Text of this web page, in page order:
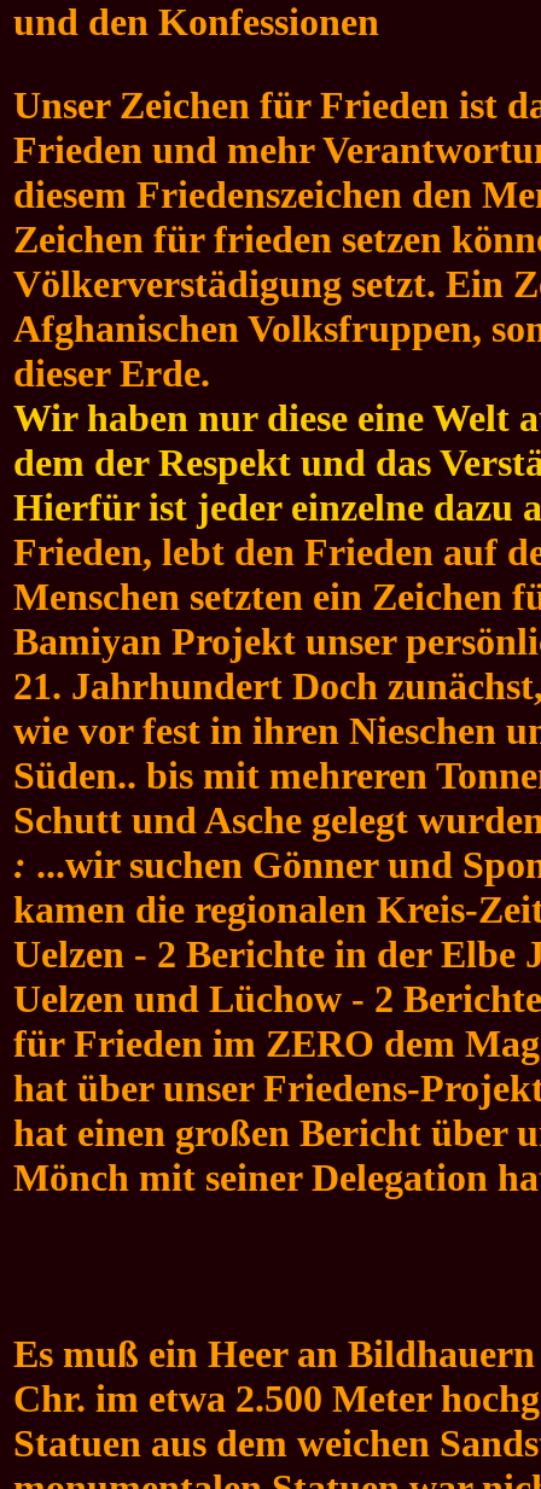
und den Konfessionen
Unser Zeichen für Frieden ist
Frieden und mehr
diesem Friedenszeichen den
Zeichen für frieden setzen
Völkerverstädigung setzt. Ein
Afghanischen Volksfruppen,
dieser Erde.
Wir haben nur diese eine Welt
dem der Respekt und das
Hierfür ist jeder einzelne dazu
Frieden, lebt den Frieden auf
Menschen setzten ein Zeichen
Bamiyan Projekt unser
21. Jahrhundert Doch
wie vor fest in ihren Nieschen
Süden.. bis mit mehreren
Schutt und Asche gelegt
: ...wir suchen Gönner und
kamen die regionalen Kreis-
Uelzen - 2 Berichte in der Elbe
Uelzen und Lüchow - 2
für Frieden im ZERO dem
hat über unser Friedens-
hat einen großen Bericht über
Mönch mit seiner Delegation
Es muß ein Heer an
Chr. im etwa 2.500 Meter
Statuen aus dem weichen